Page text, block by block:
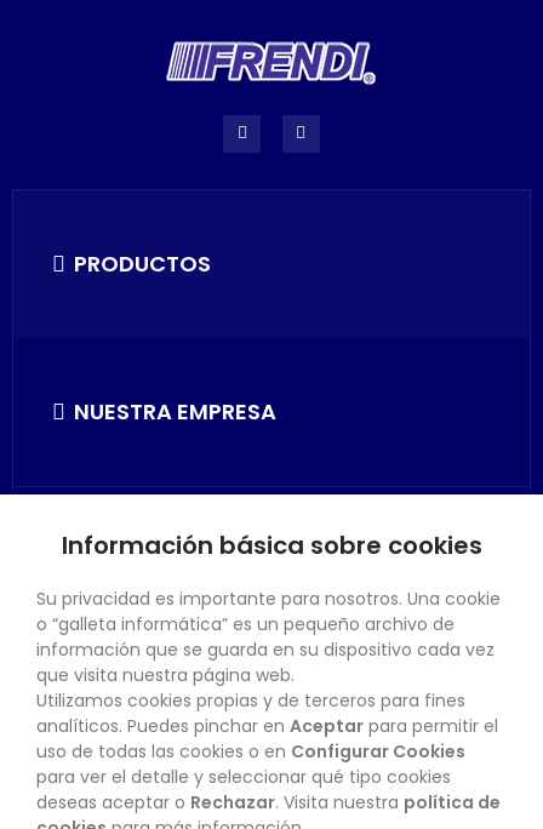
PRODUCTOS
NUESTRA EMPRESA
SU CUENTA
CONTACTO
BOLETÍN
Información básica sobre cookies
Su privacidad es importante para nosotros. Una cookie
o “galleta informática” es un pequeño archivo de
información que se guarda en su dispositivo cada vez
que visita nuestra página web.
Utilizamos cookies propias y de terceros para fines
analíticos. Puedes pinchar en Aceptar para permitir el
uso de todas las cookies o en Configurar Cookies
para ver el detalle y seleccionar qué tipo cookies
deseas aceptar o Rechazar. Visita nuestra política de